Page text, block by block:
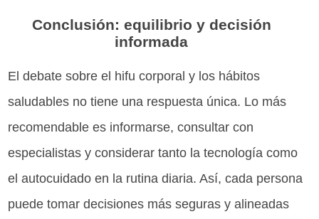
Conclusión: equilibrio y decisión
informada
El debate sobre el hifu corporal y los hábitos
saludables no tiene una respuesta única. Lo más
recomendable es informarse, consultar con
especialistas y considerar tanto la tecnología como
el autocuidado en la rutina diaria. Así, cada persona
puede tomar decisiones más seguras y alineadas